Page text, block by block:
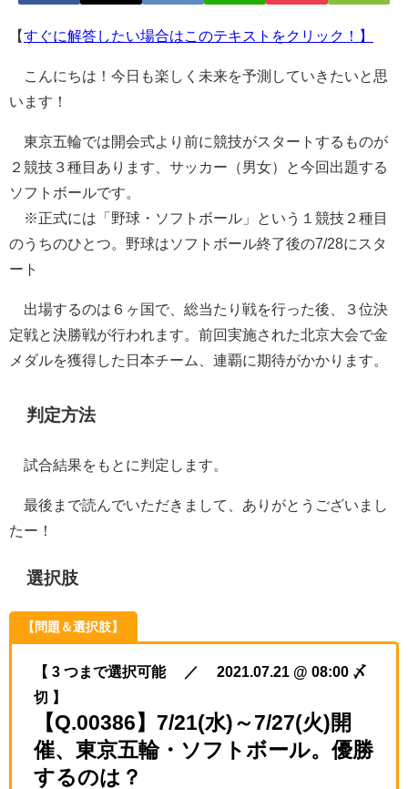
【すぐに解答したい場合はこのテキストをクリック！】
こんにちは！今日も楽しく未来を予測していきたいと思
います！
東京五輪では開会式より前に競技がスタートするものが
２競技３種目あります、サッカー（男女）と今回出題する
ソフトボールです。
※正式には「野球・ソフトボール」という１競技２種目
のうちのひとつ。野球はソフトボール終了後の7/28にスタ
ート
出場するのは６ヶ国で、総当たり戦を行った後、３位決
定戦と決勝戦が行われます。前回実施された北京大会で金
メダルを獲得した日本チーム、連覇に期待がかかります。
判定方法
試合結果をもとに判定します。
最後まで読んでいただきまして、ありがとうございまし
たー！
選択肢
【問題＆選択肢】
【 3 つまで選択可能 ／ 2021.07.21 @ 08:00 〆
切 】
【Q.00386】7/21(水)～7/27(火)開
催、東京五輪・ソフトボール。優勝
するのは？